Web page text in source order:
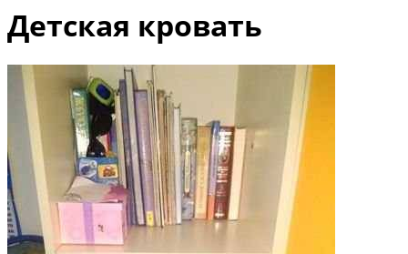
Детская кровать